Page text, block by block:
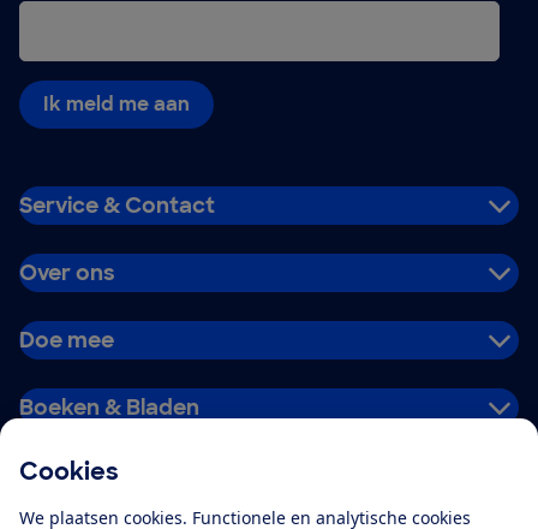
Cookies
We plaatsen cookies. Functionele en analytische cookies
Ik meld me aan
Service & Contact
Over ons
Doe mee
Boeken & Bladen